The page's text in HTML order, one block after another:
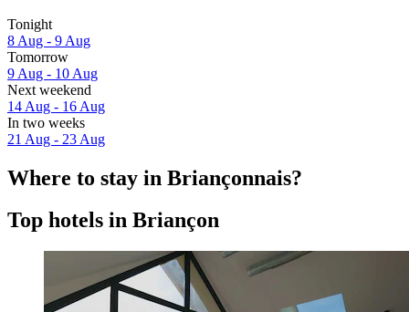
Tonight
8 Aug - 9 Aug
Tomorrow
9 Aug - 10 Aug
Next weekend
14 Aug - 16 Aug
In two weeks
21 Aug - 23 Aug
Where to stay in Briançonnais?
Top hotels in Briançon